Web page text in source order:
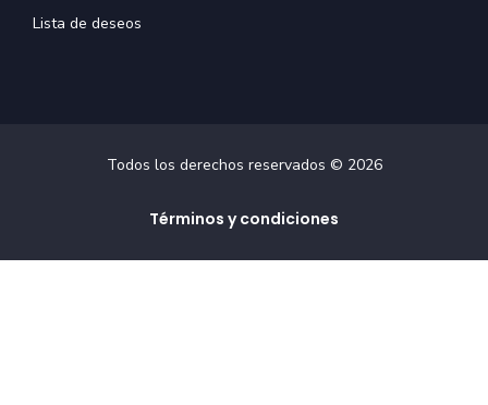
Lista de deseos
Todos los derechos reservados © 2026
Términos y condiciones